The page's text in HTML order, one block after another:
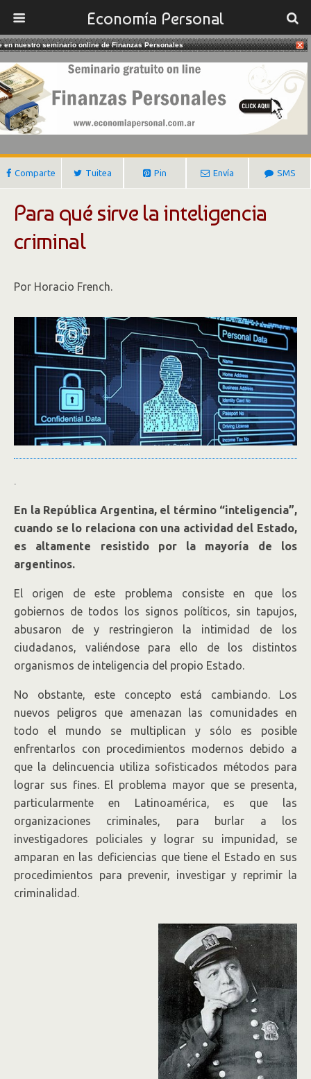
Economía Personal
03/08/2018
¿Qué Es La Inteligencia Criminal?
Gustavo Ibañez Padilla
Comparte Tuitea Pin Envía SMS
Para qué sirve la inteligencia
criminal
Por Horacio French.
.
En la República Argentina, el término “inteligencia”,
cuando se lo relaciona con una actividad del Estado,
es altamente resistido por la mayoría de los
argentinos.
El origen de este problema consiste en que los
gobiernos de todos los signos políticos, sin tapujos,
abusaron de y restringieron la intimidad de los
ciudadanos, valiéndose para ello de los distintos
organismos de inteligencia del propio Estado.
No obstante, este concepto está cambiando. Los
nuevos peligros que amenazan las comunidades en
todo el mundo se multiplican y sólo es posible
enfrentarlos con procedimientos modernos debido a
que la delincuencia utiliza sofisticados métodos para
lograr sus fines. El problema mayor que se presenta,
particularmente en Latinoamérica, es que las
organizaciones criminales, para burlar a los
investigadores policiales y lograr su impunidad, se
amparan en las deficiencias que tiene el Estado en sus
procedimientos para prevenir, investigar y reprimir la
criminalidad.
en nuestro seminario online de Finanzas Personales